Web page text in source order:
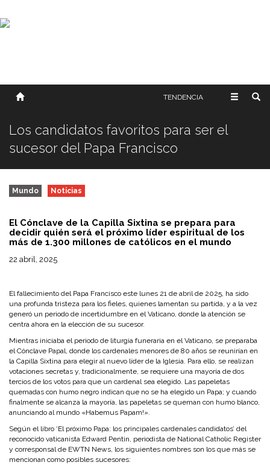
SOBRE NOSOTROS
TENDENCIA
Los candidatos favoritos para ser el
sucesor del Papa Francisco
Mundo Noticias
El Cónclave de la Capilla Sixtina se prepara para
decidir quién será el próximo líder espiritual de los
más de 1.300 millones de católicos en el mundo
22 abril, 2025
El fallecimiento del Papa Francisco este lunes 21 de abril de 2025, ha sido
una profunda tristeza para los fieles, quienes lamentan su partida, y a la vez
generó un periodo de incertidumbre en el Vaticano, donde la atención se
centra ahora en la elección de su sucesor.
Mientras iniciaba el periodo de liturgia funeraria en el Vaticano, se preparaba
el Cónclave Papal, donde los cardenales menores de 80 años se reunirían en
la Capilla Sixtina para elegir al nuevo líder de la Iglesia. Para ello, se realizan
votaciones secretas y, tradicionalmente, se requiere una mayoría de dos
tercios de los votos para que un cardenal sea elegido. Las papeletas
quemadas con humo negro indican que no se ha elegido un Papa; y cuando
finalmente se alcanza la mayoría, las papeletas se queman con humo blanco,
anunciando al mundo «Habemus Papam!».
Según el libro ‘El próximo Papa: los principales cardenales candidatos’ del
reconocido vaticanista Edward Pentin, periodista de National Catholic Register
y corresponsal de EWTN News, los siguientes nombres son los que más se
mencionan como posibles sucesores: